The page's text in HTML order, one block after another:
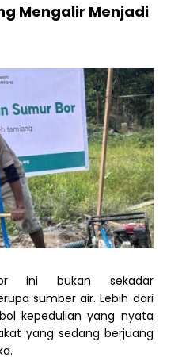
Mengalir Menjadi
ini bukan sekadar
sumber air. Lebih dari
kepedulian yang nyata
yang sedang berjuang